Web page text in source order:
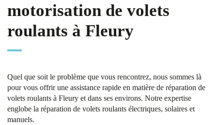
motorisation de volets
roulants à Fleury
Quel que soit le problème que vous rencontrez, nous sommes là
pour vous offrir une assistance rapide en matière de réparation de
volets roulants à Fleury et dans ses environs. Notre expertise
englobe la réparation de volets roulants électriques, solaires et
manuels.